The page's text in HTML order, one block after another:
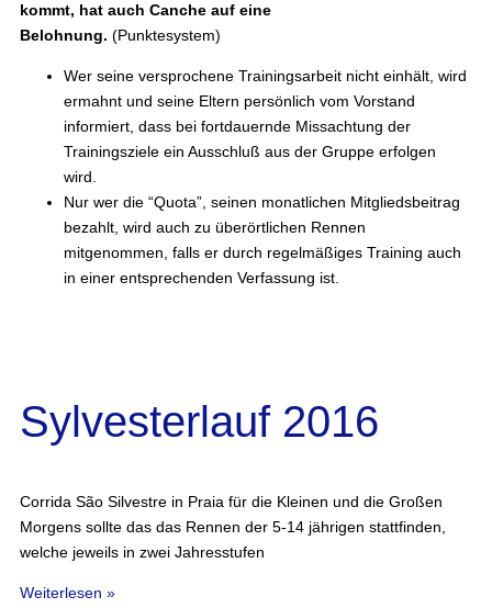
kommt, hat auch Canche auf eine
Belohnung. (Punktesystem)
Wer seine versprochene Trainingsarbeit nicht einhält, wird
ermahnt und seine Eltern persönlich vom Vorstand
informiert, dass bei fortdauernde Missachtung der
Trainingsziele ein Ausschluß aus der Gruppe erfolgen
wird.
Nur wer die “Quota”, seinen monatlichen Mitgliedsbeitrag
bezahlt, wird auch zu überörtlichen Rennen
mitgenommen, falls er durch regelmäßiges Training auch
in einer entsprechenden Verfassung ist.
Sylvesterlauf 2016
Corrida São Silvestre in Praia für die Kleinen und die Großen
Morgens sollte das das Rennen der 5-14 jährigen stattfinden,
welche jeweils in zwei Jahresstufen
Weiterlesen »